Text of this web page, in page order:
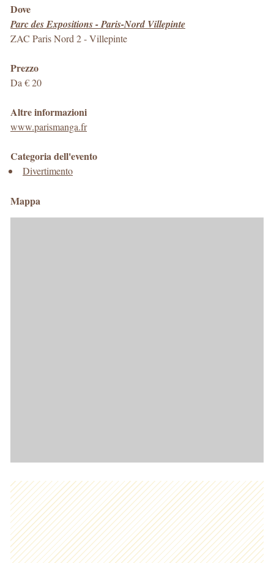
Dove
Parc des Expositions - Paris-Nord Villepinte
ZAC Paris Nord 2-Villepinte
Prezzo
Da € 20
Altre informazioni
www.parismanga.fr
Categoria dell'evento
Divertimento
Mappa